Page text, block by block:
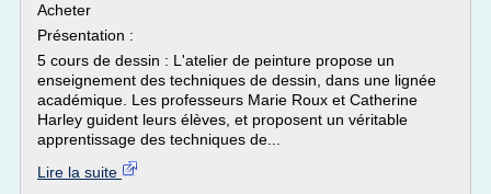
Acheter
Présentation :
5 cours de dessin : L'atelier de peinture propose un
enseignement des techniques de dessin, dans une lignée
académique. Les professeurs Marie Roux et Catherine
Harley guident leurs élèves, et proposent un véritable
apprentissage des techniques de...
Lire la suite